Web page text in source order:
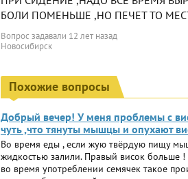
БОЛИ ПОМЕНЬШЕ ,НО ПЕЧЕТ ТО
Вопрос задавали 12 лет назад
Новосибирск
Похожие вопросы
Добрый вечер! У меня проблемы с
чуть ,что тянуты мышцы и опухают
Во время еды , если жую твёрдую пищу
жидкостью залили. Правый висок больше
во время употреблении семячек такое